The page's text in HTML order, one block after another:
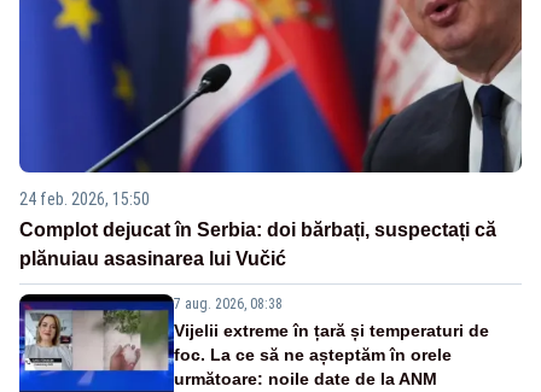
24 feb. 2026, 15:50
Complot dejucat în Serbia: doi bărbați, suspectați că
plănuiau asasinarea lui Vučić
7 aug. 2026, 08:38
Vijelii extreme în țară și temperaturi de
foc. La ce să ne așteptăm în orele
următoare: noile date de la ANM